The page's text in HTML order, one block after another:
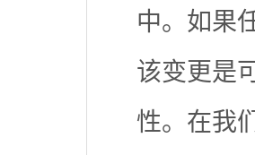
中。如果
该变更是
性。在我